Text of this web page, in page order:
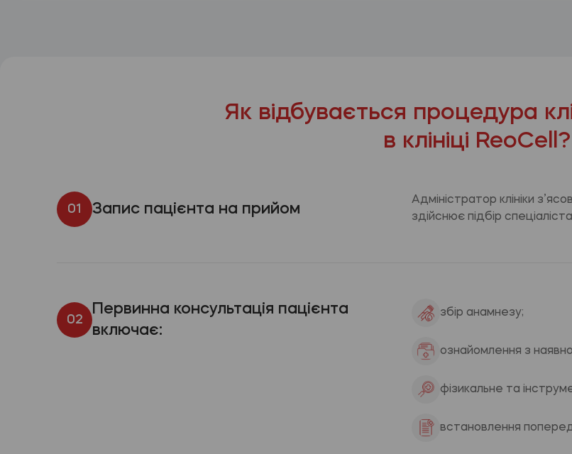
Як відбувається процедура
в клініці ReoCell?
01 Запис пацієнта на прийом
Адміністратор клініки
здійснює підбір
02
Первинна консультація пацієнта
включає:
збір анамнезу;
ознайомлення з
фізикальне та
встановлення